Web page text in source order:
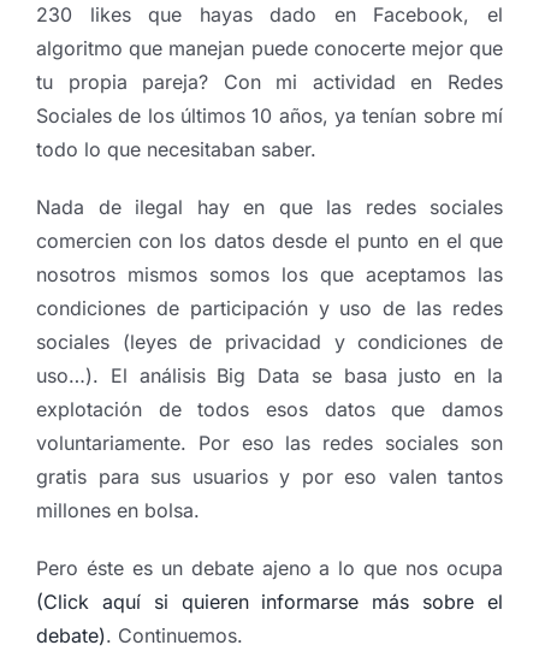
230 likes que hayas dado en Facebook, el
algoritmo que manejan puede conocerte mejor que
tu propia pareja? Con mi actividad en Redes
Sociales de los últimos 10 años, ya tenían sobre mí
todo lo que necesitaban saber.
Nada de ilegal hay en que las redes sociales
comercien con los datos desde el punto en el que
nosotros mismos somos los que aceptamos las
condiciones de participación y uso de las redes
sociales (leyes de privacidad y condiciones de
uso…). El análisis Big Data se basa justo en la
explotación de todos esos datos que damos
voluntariamente. Por eso las redes sociales son
gratis para sus usuarios y por eso valen tantos
millones en bolsa.
Pero éste es un debate ajeno a lo que nos ocupa
(Click aquí si quieren informarse más sobre el
debate). Continuemos.